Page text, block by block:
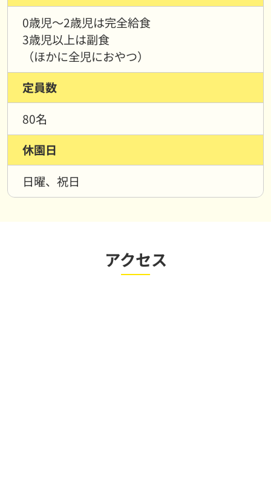
0歳児〜2歳児は完全給食
3歳児以上は副食
（ほかに全児におやつ）
定員数
80名
休園日
日曜、祝日
アクセス